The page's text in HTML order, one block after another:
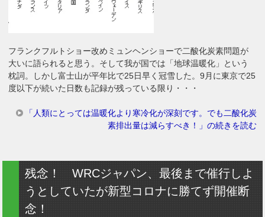
フランクフルトショー改めミュンヘンショーで二酸化炭素問題が
大いに語られると思う。そして我が国では「地球温暖化」という
枕詞。しかし富士山が平年比で25日早く冠雪した。9月に東京で25
度以下が続いた日数も記録が残っている限り・・・
「人類にとっては温暖化より寒冷化が深刻です。でも二酸化炭
素排出量は減らすべき！」の続きを読む
残念！ WRCジャパン、最後まで催行しよ
うとしていたが新型コロナに勝てず開催断
念！